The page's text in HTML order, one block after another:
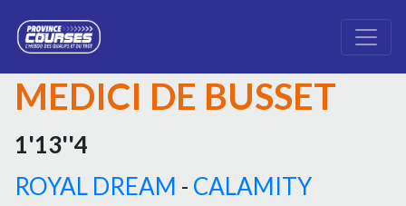
MEDICI DE BUSSET
1'13''4
ROYAL DREAM - CALAMITY